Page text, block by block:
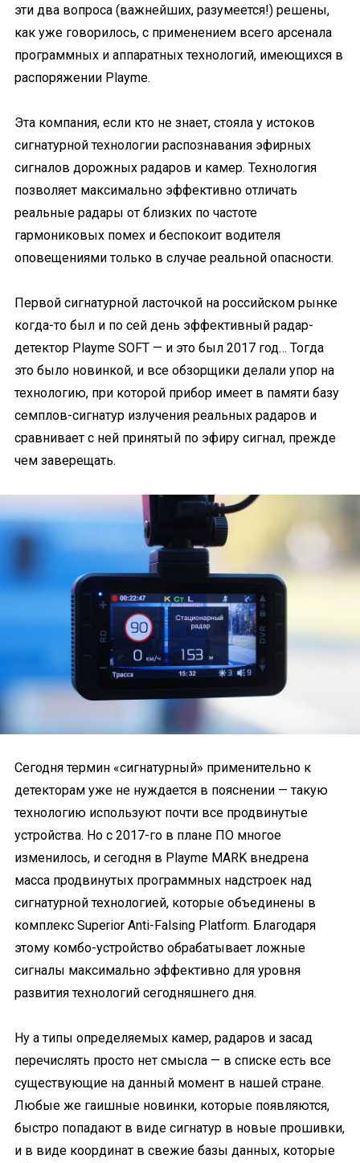
эти два вопроса (важнейших, разумеется!) решены,
как уже говорилось, с применением всего арсенала
программных и аппаратных технологий, имеющихся в
распоряжении Playme.
Эта компания, если кто не знает, стояла у истоков
сигнатурной технологии распознавания эфирных
сигналов дорожных радаров и камер. Технология
позволяет максимально эффективно отличать
реальные радары от близких по частоте
гармониковых помех и беспокоит водителя
оповещениями только в случае реальной опасности.
Первой сигнатурной ласточкой на российском рынке
когда-то был и по сей день эффективный радар-
детектор Playme SOFT — и это был 2017 год… Тогда
это было новинкой, и все обзорщики делали упор на
технологию, при которой прибор имеет в памяти базу
семплов-сигнатур излучения реальных радаров и
сравнивает с ней принятый по эфиру сигнал, прежде
чем заверещать.
Сегодня термин «сигнатурный» применительно к
детекторам уже не нуждается в пояснении — такую
технологию используют почти все продвинутые
устройства. Но с 2017-го в плане ПО многое
изменилось, и сегодня в Playme MARK внедрена
масса продвинутых программных надстроек над
сигнатурной технологией, которые объединены в
комплекс Superior Anti-Falsing Platform. Благодаря
этому комбо-устройство обрабатывает ложные
сигналы максимально эффективно для уровня
развития технологий сегодняшнего дня.
Ну а типы определяемых камер, радаров и засад
перечислять просто нет смысла — в списке есть все
существующие на данный момент в нашей стране.
Любые же гаишные новинки, которые появляются,
быстро попадают в виде сигнатур в новые прошивки,
и в виде координат в свежие базы данных, которые